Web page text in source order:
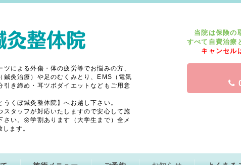
当院は保険の
すべて自費治療
キャンセル
による外傷・体の疲労等でお悩みの方、
鍼灸治療）や足のむくみとり、EMS（電気
き締め・耳ツボダイエットなどもご用意
くぼ鍼灸整体院】へお越し下さい。
タッフが対応いたしますので安心して施
い。🌼学割あります（大学生まで）全メ
ます。